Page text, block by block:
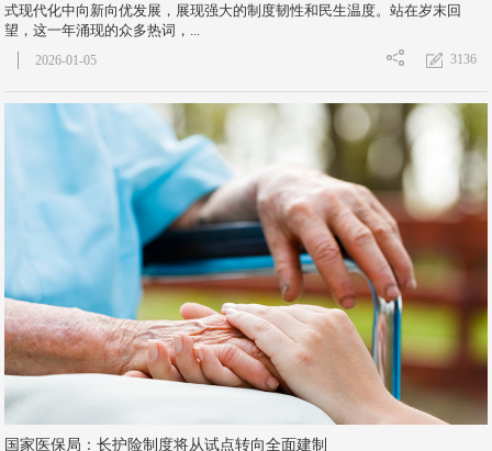
式现代化中向新向优发展，展现强大的制度韧性和民生温度。站在岁末回
望，这一年涌现的众多热词，...
3136
2026-01-05
国家医保局：长护险制度将从试点转向全面建制